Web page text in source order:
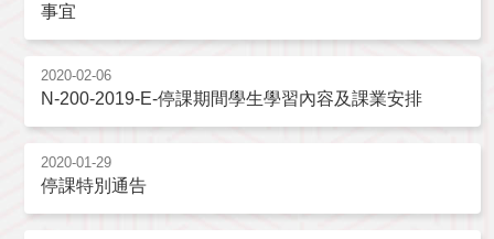
事宜
2020-02-06
N-200-2019-E-停課期間學生學習內容及課業安排
2020-01-29
停課特別通告